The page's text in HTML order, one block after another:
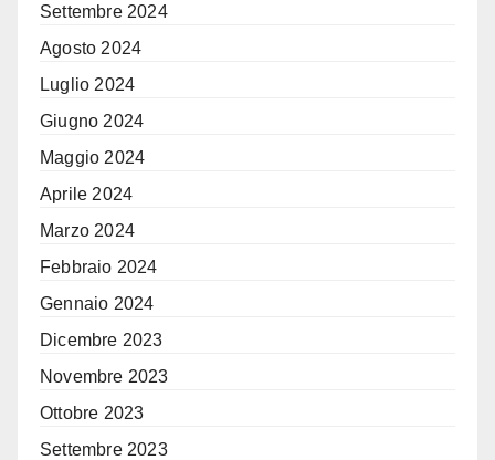
Settembre 2024
Agosto 2024
Luglio 2024
Giugno 2024
Maggio 2024
Aprile 2024
Marzo 2024
Febbraio 2024
Gennaio 2024
Dicembre 2023
Novembre 2023
Ottobre 2023
Settembre 2023